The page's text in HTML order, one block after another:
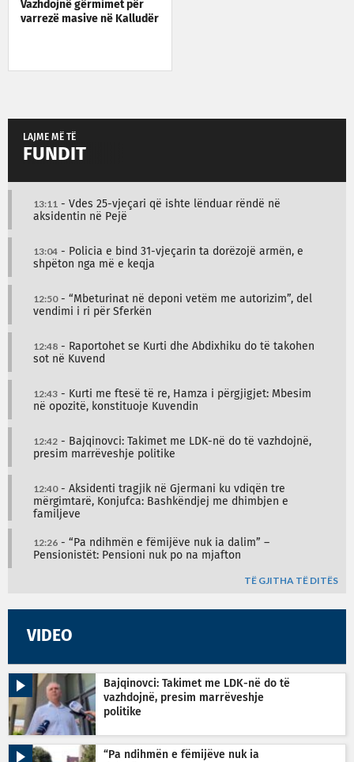
Vazhdojnë gërmimet për
varrezë masive në Kalludër
LAJME MË TË
FUNDIT
13:11 - Vdes 25-vjeçari që ishte lënduar rëndë në
aksidentin në Pejë
13:04 - Policia e bind 31-vjeçarin ta dorëzojë armën, e
shpëton nga më e keqja
12:50- “Mbeturinat në deponi vetëm me autorizim”, del
vendimi i ri për Sferkën
12:48 - Raportohet se Kurti dhe Abdixhiku do të takohen
sot në Kuvend
12:43 - Kurti me ftesë të re, Hamza i përgjigjet: Mbesim
në opozitë, konstituoje Kuvendin
12:42 - Bajqinovci: Takimet me LDK-në do të vazhdojnë,
presim marrëveshje politike
12:40- Aksidenti tragjik në Gjermani ku vdiqën tre
mërgimtarë, Konjufca: Bashkëndjej me dhimbjen e
familjeve
12:26 - “Pa ndihmën e fëmijëve nuk ia dalim” –
Pensionistët: Pensioni nuk po na mjafton
TË GJITHA TË DITËS
VIDEO
Bajqinovci: Takimet me LDK-në do të
vazhdojnë, presim marrëveshje
politike
“Pa ndihmën e fëmijëve nuk ia